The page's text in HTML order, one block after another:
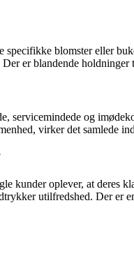
blomster eller
er blandende
servicemindede og
virker det samlede
kunder oplever, at deres
utilfredshed. Der er